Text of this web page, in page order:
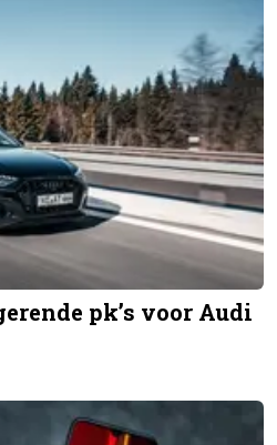
pk’s voor Audi